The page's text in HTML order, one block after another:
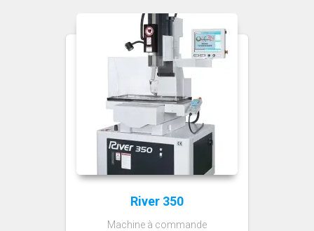
River 350
Machine à commande